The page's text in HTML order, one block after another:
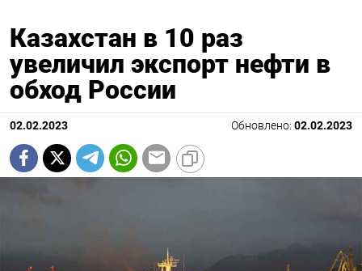
Казахстан в 10 раз
увеличил экспорт нефти в
обход России
02.02.2023 Обновлено: 02.02.2023